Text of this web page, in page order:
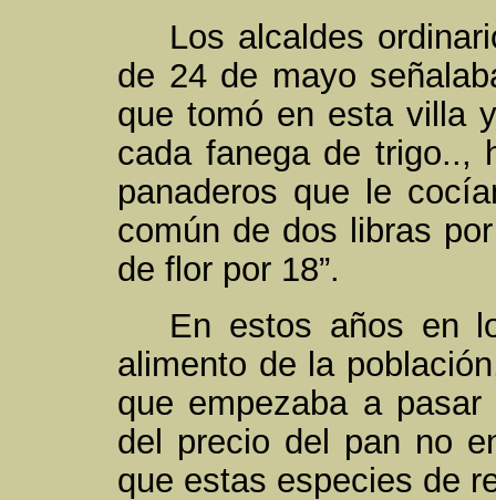
Los alcaldes
de 24 de mayo
que tomó en esta villa
cada fanega de trigo..,
panaderos que le
común de dos libras
de flor por 18”.
En estos años en
alimento de la
que empezaba a
del precio del pan no
que estas especies de